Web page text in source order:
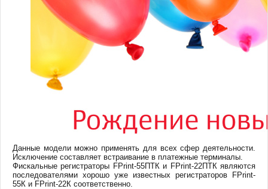
Данные модели можно применять для всех сфер деятельности.
Исключение составляет встраивание в платежные терминалы.
Фискальные регистраторы FPrint-55ПТК и FPrint-22ПТК являются
последователями хорошо уже известных регистраторов FPrint-
55К и FPrint-22К соответственно.